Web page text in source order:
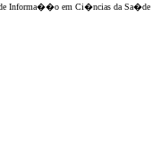
de Informa��o em Ci�ncias da Sa�de